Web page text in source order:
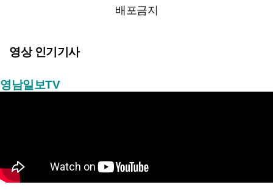
배포금지
영상 인기기사
영남일보TV